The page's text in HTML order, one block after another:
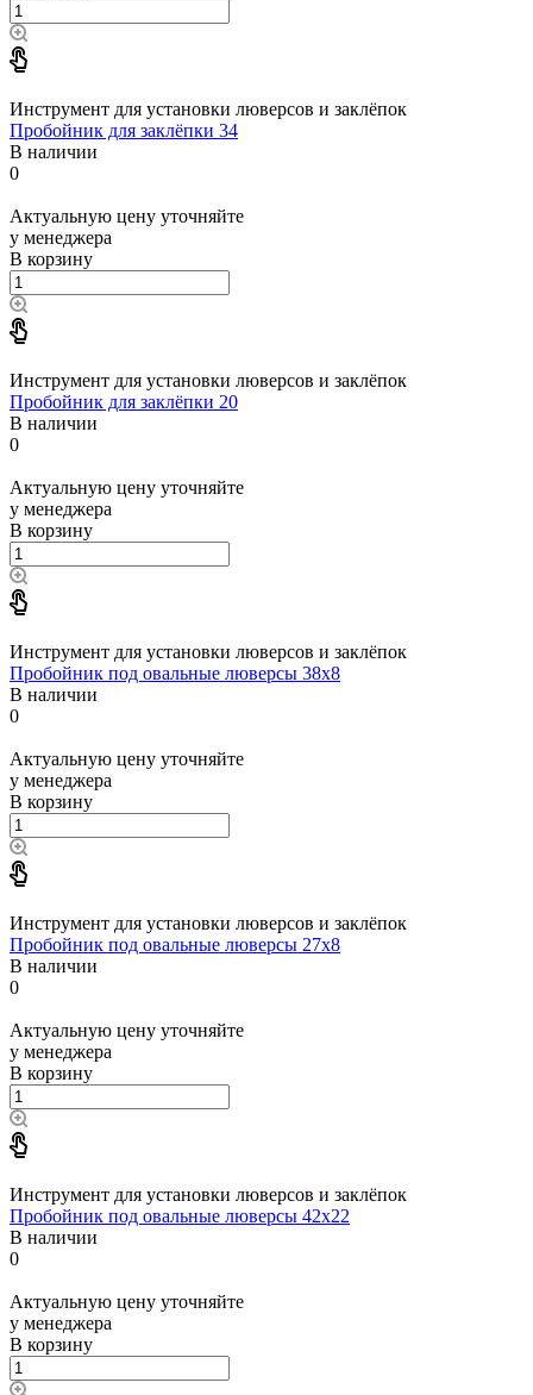
Инструмент для установки люверсов и заклёпок
Пробойник для заклёпки 34
В наличии
0
Актуальную цену уточняйте
у менеджера
В корзину
Инструмент для установки люверсов и заклёпок
Пробойник для заклёпки 20
В наличии
0
Актуальную цену уточняйте
у менеджера
В корзину
Инструмент для установки люверсов и заклёпок
Пробойник под овальные люверсы 38x8
В наличии
0
Актуальную цену уточняйте
у менеджера
В корзину
Инструмент для установки люверсов и заклёпок
Пробойник под овальные люверсы 27x8
В наличии
0
Актуальную цену уточняйте
у менеджера
В корзину
Инструмент для установки люверсов и заклёпок
Пробойник под овальные люверсы 42x22
В наличии
0
Актуальную цену уточняйте
у менеджера
В корзину